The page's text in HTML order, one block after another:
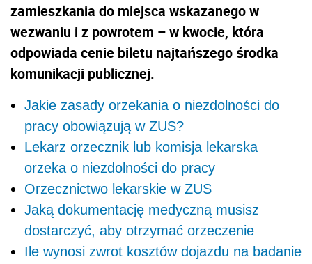
zamieszkania do miejsca wskazanego w
wezwaniu i z powrotem – w kwocie, która
odpowiada cenie biletu najtańszego środka
komunikacji publicznej.
Jakie zasady orzekania o niezdolności do
pracy obowiązują w ZUS?
Lekarz orzecznik lub komisja lekarska
orzeka o niezdolności do pracy
Orzecznictwo lekarskie w ZUS
Jaką dokumentację medyczną musisz
dostarczyć, aby otrzymać orzeczenie
Ile wynosi zwrot kosztów dojazdu na badanie